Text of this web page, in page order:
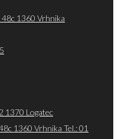
48c 1360 Vrhnika
1370 Logatec
1360 Vrhnika Tel.: 01